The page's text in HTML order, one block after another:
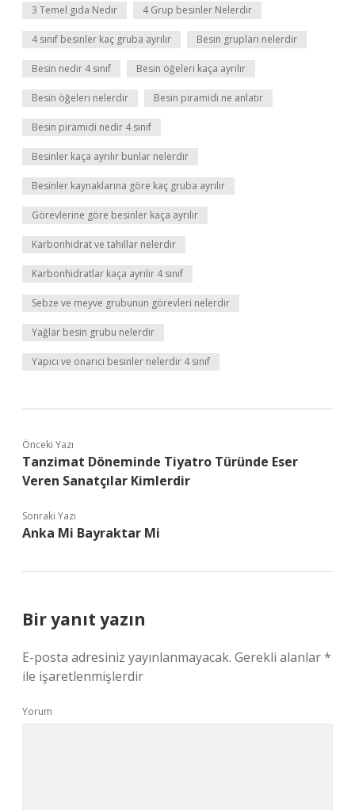
3 Temel gıda Nedir 4 Grup besinler Nelerdir
4 sınıf besinler kaç gruba ayrılır Besin grupları nelerdir
Besin nedir 4 sınıf Besin öğeleri kaça ayrılır
Besin öğeleri nelerdir Besin piramidi ne anlatır
Besin piramidi nedir 4 sınıf
Besinler kaça ayrılır bunlar nelerdir
Besinler kaynaklarına göre kaç gruba ayrılır
Görevlerine göre besinler kaça ayrılır
Karbonhidrat ve tahıllar nelerdir
Karbonhidratlar kaça ayrılır 4 sınıf
Sebze ve meyve grubunun görevleri nelerdir
Yağlar besin grubu nelerdir
Yapıcı ve onarıcı besinler nelerdir 4 sınıf
Önceki Yazı
Tanzimat Döneminde Tiyatro Türünde Eser
Veren Sanatçılar Kimlerdir
Sonraki Yazı
Anka Mi Bayraktar Mi
Bir yanıt yazın
E-posta adresiniz yayınlanmayacak. Gerekli alanlar*
ile işaretlenmişlerdir
Yorum